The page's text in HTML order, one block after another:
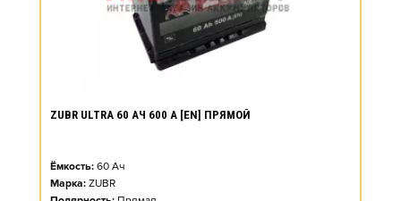
ZUBR ULTRA 60 АЧ 600 А [EN] ПРЯМОЙ
Ёмкость: 60 Ач
Марка: ZUBR